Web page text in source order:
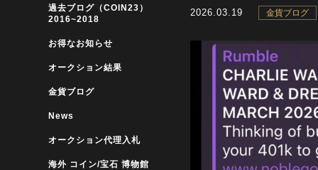
2026.03.19 金貨ブログ
過去ブログ（COIN23）
2016~2018
お得なお知らせ
オークション結果
金貨ブログ
News
オークション代理入札
海外 コイン/宝石 博物館